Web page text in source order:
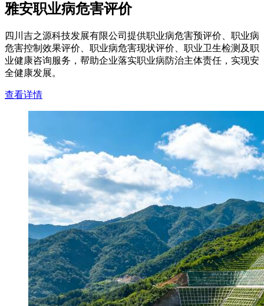
雅安职业病危害评价
四川吉之源科技发展有限公司提供职业病危害预评价、职业病
危害控制效果评价、职业病危害现状评价、职业卫生检测及职
业健康咨询服务，帮助企业落实职业病防治主体责任，实现安
全健康发展。
查看详情